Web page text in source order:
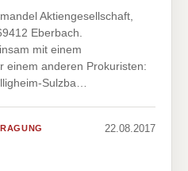
Aktiengesellschaft,
Eberbach.
mit einem
einem anderen Prokuristen:
Sulzba…
22.08.2017